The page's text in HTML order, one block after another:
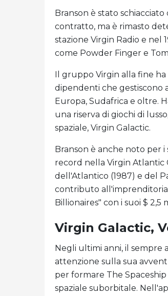
Branson è stato
contratto, ma è rimasto
stazione Virgin Radio e nel
come Powder Finger e
Il gruppo Virgin alla fine
dipendenti che gestiscono
Europa, Sudafrica e oltre.
una riserva di giochi di
spaziale, Virgin Galactic.
Branson è anche noto per i
record nella Virgin Atlantic
dell'Atlantico (1987) e del
contributo all'imprenditoria
Billionaires" con i suoi $
Virgin Galactic,
Negli ultimi anni, il sempre
attenzione sulla sua
per formare The
spaziale suborbitale.